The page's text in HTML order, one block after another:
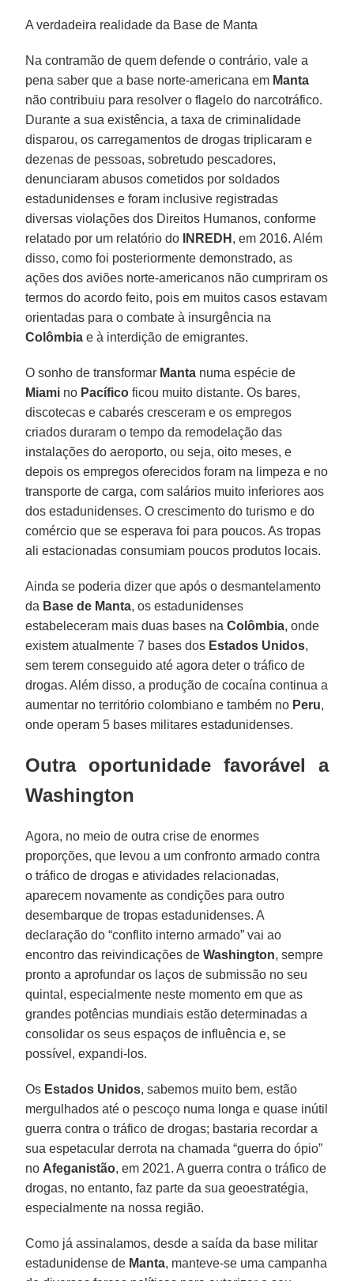
A verdadeira realidade da Base de Manta
Na contramão de quem defende o contrário, vale a
pena saber que a base norte-americana em Manta
não contribuiu para resolver o flagelo do narcotráfico.
Durante a sua existência, a taxa de criminalidade
disparou, os carregamentos de drogas triplicaram e
dezenas de pessoas, sobretudo pescadores,
denunciaram abusos cometidos por soldados
estadunidenses e foram inclusive registradas
diversas violações dos Direitos Humanos, conforme
relatado por um relatório do
INREDH , em 2016. Além
disso, como foi posteriormente demonstrado, as
ações dos aviões norte-americanos não cumpriram os
termos do acordo feito, pois em muitos casos estavam
orientadas para o combate à insurgência na
Colômbia e à interdição de emigrantes.
O sonho de transformar Manta numa espécie de
Miami no Pacífico ficou muito distante. Os bares,
discotecas e cabarés cresceram e os empregos
criados duraram o tempo da remodelação das
instalações do aeroporto, ou seja, oito meses, e
depois os empregos oferecidos foram na limpeza e no
transporte de carga, com salários muito inferiores aos
dos estadunidenses. O crescimento do turismo e do
comércio que se esperava foi para poucos. As tropas
ali estacionadas consumiam poucos produtos locais.
Ainda se poderia dizer que após o desmantelamento
da Base de Manta, os estadunidenses
estabeleceram mais duas bases naColômbia, onde
existem atualmente 7 bases dos Estados Unidos,
sem terem conseguido até agora deter o tráfico de
drogas. Além disso, a produção de cocaína continua a
aumentar no território colombiano e também no Peru,
onde operam 5 bases militares estadunidenses.
Outra oportunidade favorável a
Washington
Agora, no meio de outra crise de enormes
proporções, que levou a um confronto armado contra
o tráfico de drogas e atividades relacionadas,
aparecem novamente as condições para outro
desembarque de tropas estadunidenses. A
declaração do “conflito interno armado” vai ao
encontro das reivindicações deWashington, sempre
pronto a aprofundar os laços de submissão no seu
quintal, especialmente neste momento em que as
grandes potências mundiais estão determinadas a
consolidar os seus espaços de influência e, se
possível, expandi-los.
Os Estados Unidos, sabemos muito bem, estão
mergulhados até o pescoço numa longa e quase inútil
guerra contra o tráfico de drogas; bastaria recordar a
sua espetacular derrota na chamada “guerra do ópio”
no Afeganistão, em 2021. A guerra contra o tráfico de
drogas, no entanto, faz parte da sua geoestratégia,
especialmente na nossa região.
Como já assinalamos, desde a saída da base militar
estadunidense de Manta, manteve-se uma campanha